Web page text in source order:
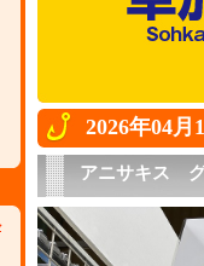
2026年04月
アニサキス